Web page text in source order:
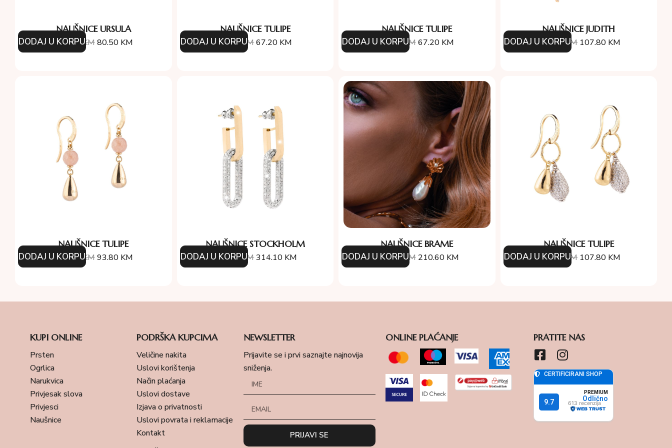
NAUŠNICE URSULA
115.00KM80.50 KM
DODAJ U KORPU
NAUŠNICE TULIPE
96.00KM67.20 KM
DODAJ U KORPU
NAUŠNICE TULIPE
96.00KM67.20 KM
DODAJ U KORPU
NAUŠNICE JUDITH
154.00KM 107.80 KM
DODAJ U KORPU
NAUŠNICE TULIPE
134.00KM93.80 KM
DODAJ U KORPU
NAUŠNICE STOCKHOLM
349.00KM314.10 KM
DODAJ U KORPU
NAUŠNICE BRAME
234.00KM 210.60 KM
DODAJ U KORPU
NAUŠNICE TULIPE
154.00KM 107.80 KM
DODAJ U KORPU
KUPI ONLINE
Prsten
Ogrlica
Narukvica
Privjesak slova
Privjesci
Naušnice
PODRŠKA KUPCIMA
Veličine nakita
Uslovi korištenja
Način plaćanja
Uslovi dostave
Izjava o privatnosti
Uslovi povrata i reklamacije
Kontakt
NEWSLETTER
Prijavite se i prvi saznajte najnovija
sniženja.
PRIJAVI SE
ONLINE PLAĆANJE PRATITE NAS